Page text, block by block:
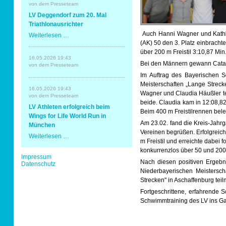
Auch Hanni Wagner und
(AK) 50 den 3. Platz
über 200 m Freistil 3:10,87
Bei den Männern gewann
Im Auftrag des Bayerischen
Meisterschaften „Lange
Wagner und Claudia Häußler
beide. Claudia kam in
Beim 400 m Freistilrennen
Am 23.02. fand die Kreis-
Vereinen begrüßen.
m Freistil und erreichte dabei
konkurrenzlos über 50 und
Nach diesen positiven
Niederbayerischen
Strecken" in Aschaffenburg
Fortgeschrittene, erfahrende
Schwimmtraining des LV ins
Erding
Spaß
und
von dem Presseteam
LV Deggendorf zum 20. Mal
Triathlonausrichter
Weiterlesen …
zum
20.
Mal
16.05.2026 19:43
von dem Presseteam
16.05.2026 19:43
von dem Presseteam
LV Athleten erfolgreich beim
Wings for Life World Run in
München
Weiterlesen …
Navigation
überspringen
Impressum
Datenschutz
Sportabzeichen
Tempo & Gymnastik